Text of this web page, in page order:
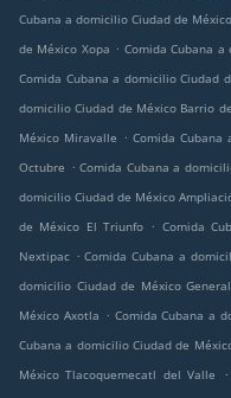
Cubana a domicilio Ciudad de
de México Xopa . Comida Cubana
Comida Cubana a domicilio Ciudad
domicilio Ciudad de México Barrio
México Miravalle . Comida
Octubre . Comida Cubana a
domicilio Ciudad de México
de México El Triunfo . Comida
Nextipac . Comida Cubana a
domicilio Ciudad de México
México Axotla . Comida Cubana a
Cubana a domicilio Ciudad de
México Tlacoquemecatl del Valle
.